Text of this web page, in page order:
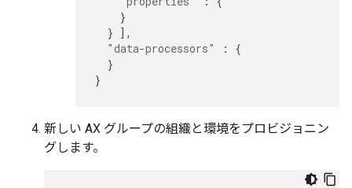
}
} ],
"data-processors"
:
{
}
}
新しい AX グループの組織と環境をプロビジョニン
グします。